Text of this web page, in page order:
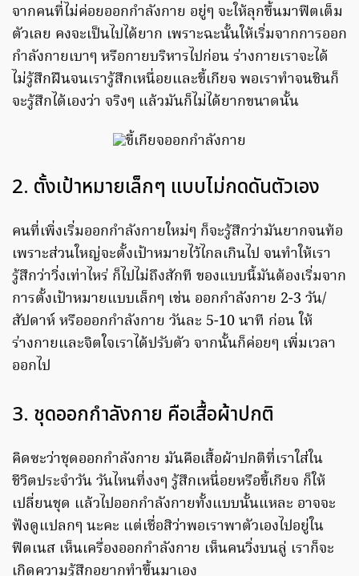
จากคนที่ไม่ค่อยออกกำลังกาย อยู่ๆ จะให้ลุกขึ้นมาฟิตเต็ม
ตัวเลย คงจะเป็นไปได้ยาก เพราะฉะนั้นให้เริ่มจากการออก
กำลังกายเบาๆ หรือกายบริหารไปก่อน ร่างกายเราจะได้
ไม่รู้สึกฝืนจนเรารู้สึกเหนื่อยและขี้เกียจ พอเราทำจนชินก็
จะรู้สึกได้เองว่า จริงๆ แล้วมันก็ไม่ได้ยากขนาดนั้น
2. ตั้งเป้าหมายเล็กๆ แบบไม่กดดันตัวเอง
คนที่เพิ่งเริ่มออกกำลังกายใหม่ๆ ก็จะรู้สึกว่ามันยากจนท้อ
เพราะส่วนใหญ่จะตั้งเป้าหมายไว้ไกลเกินไป จนทำให้เรา
รู้สึกว่าวิ่งเท่าไหร่ ก็ไปไม่ถึงสักที ของแบบนี้มันต้องเริ่มจาก
การตั้งเป้าหมายแบบเล็กๆ เช่น ออกกำลังกาย 2-3 วัน/
สัปดาห์ หรือออกกำลังกาย วันละ 5-10 นาที ก่อน ให้
ร่างกายและจิตใจเราได้ปรับตัว จากนั้นก็ค่อยๆ เพิ่มเวลา
ออกไป
3. ชุดออกกำลังกาย คือเสื้อผ้าปกติ
คิดซะว่าชุดออกกำลังกาย มันคือเสื้อผ้าปกติที่เราใส่ใน
ชีวิตประจำวัน วันไหนที่งงๆ รู้สึกเหนื่อยหรือขี้เกียจ ก็ให้
เปลี่ยนชุด แล้วไปออกกำลังกายทั้งแบบนั้นแหละ อาจจะ
ฟังดูแปลกๆ นะคะ แต่เชื่อสิว่าพอเราพาตัวเองไปอยู่ใน
ฟิตเนส เห็นเครื่องออกกำลังกาย เห็นคนวิ่งบนลู่ เราก็จะ